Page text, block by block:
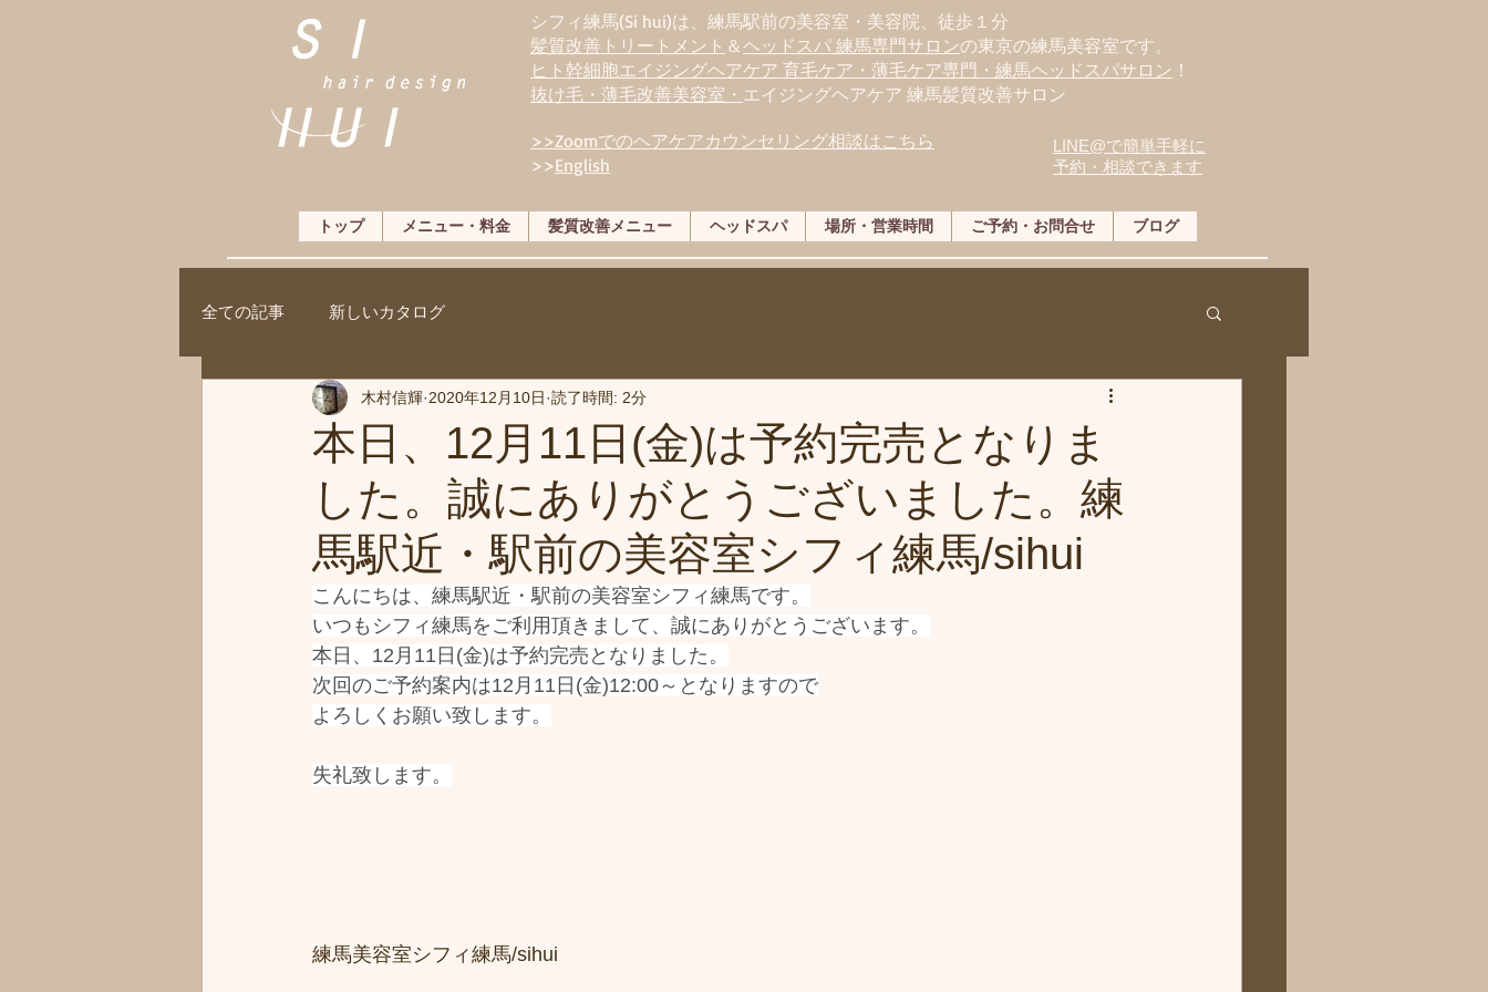
シフィ練馬(Si hui)は、 練馬駅前の美容室・美容院、徒歩１分
髪質改善トリートメント ＆ヘッドスパ 練馬専門サロンの東京の練馬美容室です。
ヒト幹細胞エイジングヘアケア 育毛ケア・薄毛ケア専門・練馬ヘッドスパサロン ！
抜け毛・薄毛改善美容室・ エイジングヘアケア 練馬髪質改善サロン
>>Zoomでのヘアケアカウンセリング相談はこちら
>>English
LINE@で簡単手軽に
予約・相談できます
トップ メニュー・料金 髪質改善メニュー ヘッドスパ 場所・営業時間 ご予約・お問合せ ブログ
全ての記事 新しいカタログ
本日、12月11日(金)は予約完売となりま
した。誠にありがとうございました。練
馬駅近・駅前の美容室シフィ練馬/sihui
木村信輝 2020年12月10日 読了時間: 2分
こんにちは、練馬駅近・駅前の美容室シフィ練馬です。
いつもシフィ練馬をご利用頂きまして、誠にありがとうございます。
本日、12月11日(金)は予約完売となりました。
次回のご予約案内は12月11日(金)12:00～となりますので
よろしくお願い致します。
失礼致します。
練馬美容室シフィ練馬/sihui